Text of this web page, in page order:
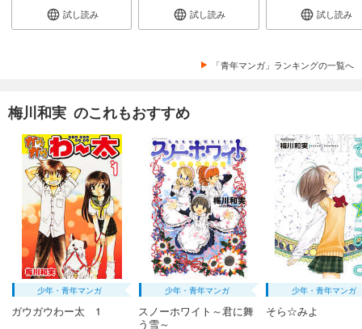
試し読み 試し読み 試し読み
「青年マンガ」ランキングの一覧へ
梅川和実 のこれもおすすめ
少年・青年マンガ
ガウガウわー太 1
少年・青年マンガ
スノーホワイト～君に舞
う雪～
少年・青年マンガ
そら☆みよ